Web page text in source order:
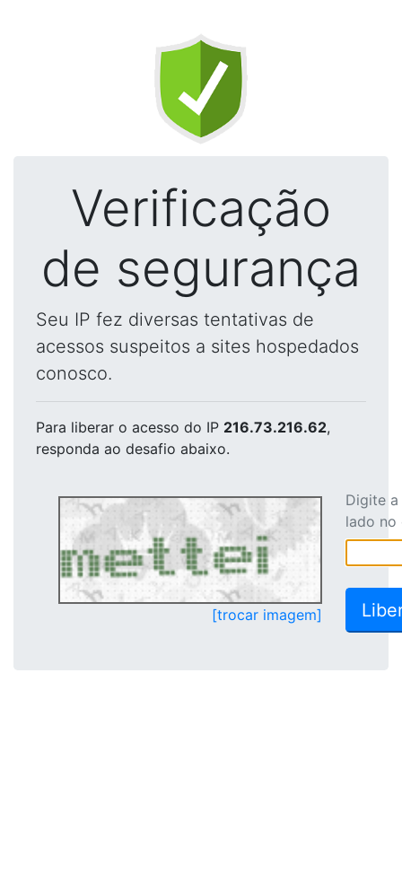
Verificação
de segurança
Seu IP fez diversas tentativas de
acessos suspeitos a sites hospedados
conosco.
Para liberar o acesso do IP 216.73.216.62,
responda ao desafio abaixo.
[trocar imagem]
Digite
lado no